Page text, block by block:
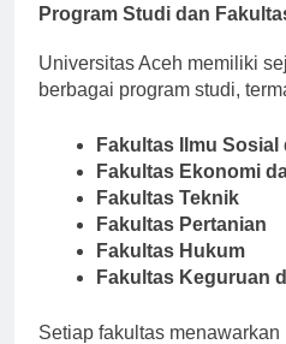
Program Studi dan
Universitas Aceh memiliki
berbagai program studi,
Fakultas Ilmu
Fakultas Ekonomi
Fakultas Teknik
Fakultas Pertanian
Fakultas Hukum
Fakultas Keguruan
Setiap fakultas